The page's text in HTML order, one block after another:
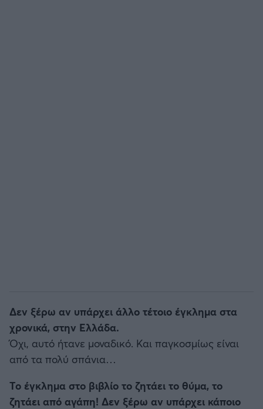
Δεν ξέρω αν υπάρχει άλλο τέτοιο έγκλημα στα
χρονικά, στην Ελλάδα.
Όχι, αυτό ήτανε μοναδικό. Και παγκοσμίως είναι
από τα πολύ σπάνια…
Το έγκλημα στο βιβλίο το ζητάει το θύμα, το
ζητάει από αγάπη! Δεν ξέρω αν υπάρχει κάποιο